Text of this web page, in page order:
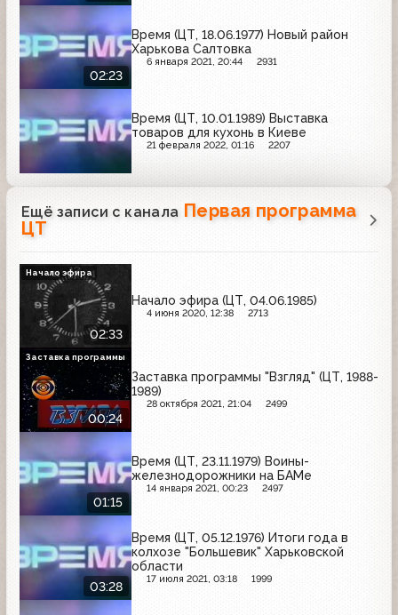
02:23
Время (ЦТ, 18.06.1977) Новый район
Харькова Салтовка
6 января 2021, 20:44 2931
Время (ЦТ, 10.01.1989) Выставка
товаров для кухонь в Киеве
21 февраля 2022, 01:16 2207
Ещё записи с канала Первая программа
ЦТ
02:33
Начало эфира (ЦТ, 04.06.1985)
4 июня 2020, 12:38 2713
Начало эфира
00:24
Заставка программы "Взгляд" (ЦТ, 1988-
1989)
28 октября 2021, 21:04 2499
Заставка программы
01:15
Время (ЦТ, 23.11.1979) Воины-
железнодорожники на БАМе
14 января 2021, 00:23 2497
03:28
Время (ЦТ, 05.12.1976) Итоги года в
колхозе "Большевик" Харьковской
области
17 июля 2021, 03:18 1999